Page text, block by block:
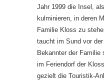
Jahr 1999 die Insel,
kulminieren, in deren
Familie Kloss zu
taucht im Sund vor
Bekannter der Familie
im Feriendorf der
gezielt die Touristik-